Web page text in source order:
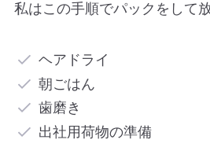
私はこの手順でパックをして
ヘアドライ
朝ごはん
歯磨き
出社用荷物の準備